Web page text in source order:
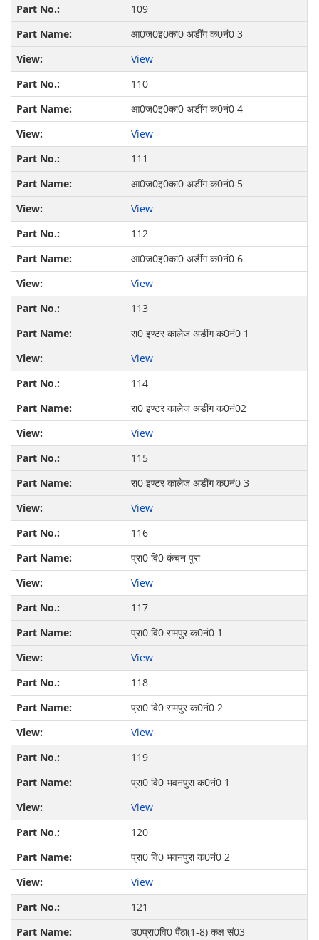
109
आ0ज0इ0का0 अडींग क0नं0 3
View
110
आ0ज0इ0का0 अडींग क0नं0 4
View
111
आ0ज0इ0का0 अडींग क0नं0 5
View
112
आ0ज0इ0का0 अडींग क0नं0 6
View
113
रा0 इण्टर कालेज अडींग क0नं0 1
View
114
रा0 इण्टर कालेज अडींग क0नं02
View
115
रा0 इण्टर कालेज अडींग क0नं0 3
View
116
प्रा0 वि0 कंचन पुरा
View
117
प्रा0 वि0 रामपुर क0नं0 1
View
118
प्रा0 वि0 रामपुर क0नं0 2
View
119
प्रा0 वि0 भवनपुरा क0नं0 1
View
120
प्रा0 वि0 भवनपुरा क0नं0 2
View
121
उ0प्रा0वि0 पैंठा(1-8) कक्ष सं03